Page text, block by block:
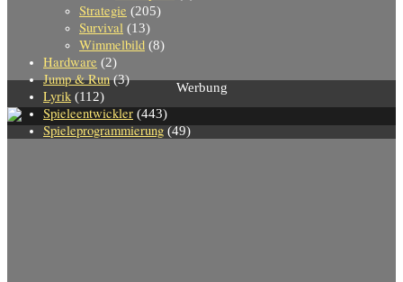
Strategie (205)
Survival (13)
Wimmelbild (8)
Hardware (2)
Jump & Run(3)
Lyrik (112)
Spieleentwickler (443)
Spieleprogrammierung (49)
Werbung